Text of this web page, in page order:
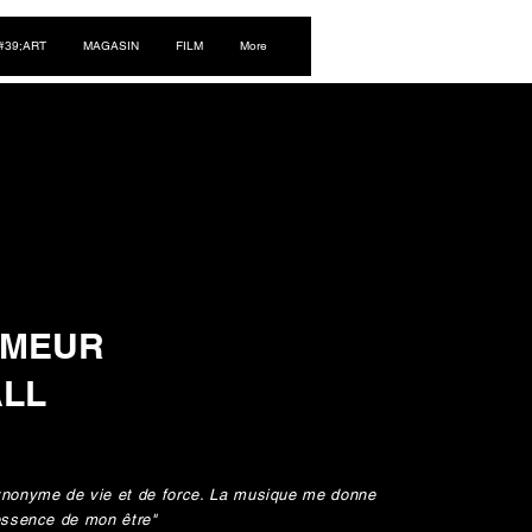
MAGASIN FILM More
de vie et de force. La musique me donne
de mon être"